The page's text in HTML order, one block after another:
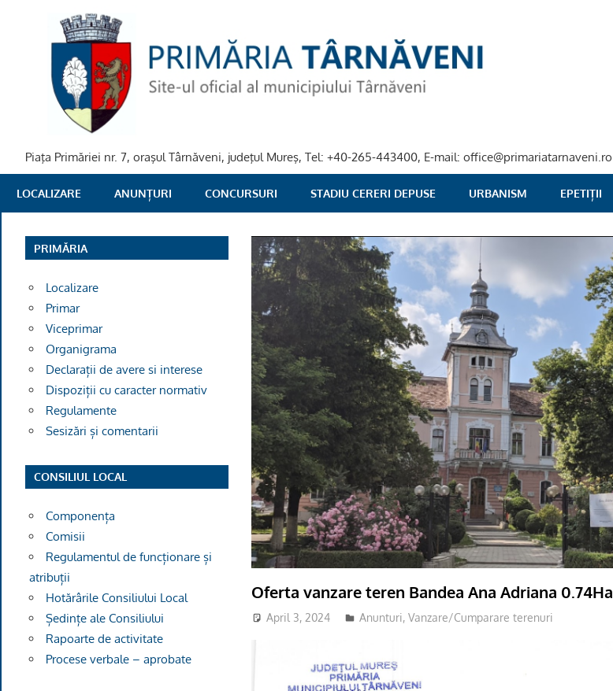
PRIMARIA
TARNAVENI
Piaţa Primăriei nr. 7, oraşul Târnăveni, judeţul Mureş, Tel: +40-265-443400, E-mail: office@primariatarnaveni.ro
LOCALIZARE ANUNȚURI CONCURSURI STADIU CERERI DEPUSE URBANISM EPETIȚII
Oferta vanzare teren Bandea Ana Adriana 0.74Ha
April 3, 2024 adm-cmds
Anunturi, Vanzare/Cumparare terenuri
PRIMĂRIA
Localizare
Primar
Viceprimar
Organigrama
Declarații de avere si interese
Dispoziții cu caracter normativ
Regulamente
Sesizări și comentarii
CONSILIUL LOCAL
Componența
Comisii
Regulamentul de funcționare și
atribuții
Hotărârile Consiliului Local
Ședințe ale Consiliului
Rapoarte de activitate
Procese verbale – aprobate